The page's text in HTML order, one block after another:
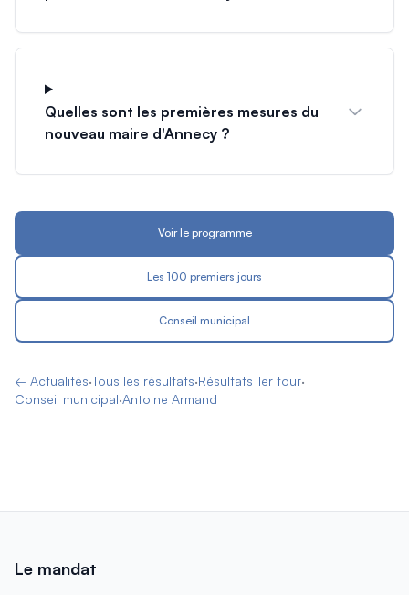
Quelles sont les premières mesures du
nouveau maire d'Annecy ?
Voir le programme
Les 100 premiers jours
Conseil municipal
← Actualités·Tous les résultats·Résultats 1er tour·
Conseil municipal·Antoine Armand
Le mandat